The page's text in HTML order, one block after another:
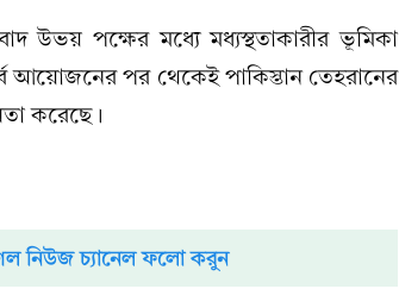
উভয় পক্ষের মধ্যে মধ্যস্থতাকারীর ভূমিকা
আয়োজনের পর থেকেই পাকিস্তান তেহরানের
করেছে।
নিউজ চ্যানেল ফলো করুন